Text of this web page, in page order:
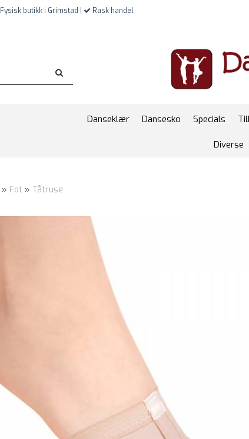
Fysisk butikk i Grimstad | Rask handel
Danseklær Dansesko Specials
Diverse
» Fot » Tåtruse